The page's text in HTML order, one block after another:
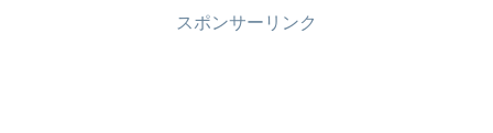
スポンサーリンク